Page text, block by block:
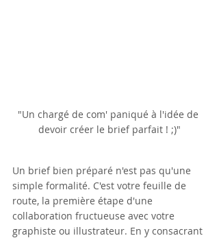
"Un chargé de com' paniqué à l'idée de
devoir créer le brief parfait ! ;)"
Un brief bien préparé n'est pas qu'une
simple formalité. C'est votre feuille de
route, la première étape d'une
collaboration fructueuse avec votre
graphiste ou illustrateur. En y consacrant